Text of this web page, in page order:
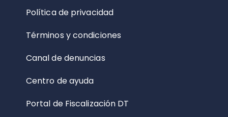
Política de privacidad
Términos y condiciones
Canal de denuncias
Centro de ayuda
Portal de Fiscalización DT